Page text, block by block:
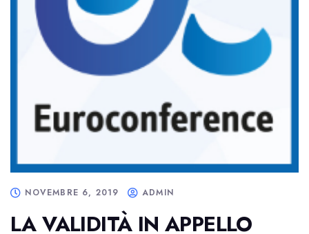
NOVEMBRE 6, 2019 ADMIN
LA VALIDITÀ IN APPELLO